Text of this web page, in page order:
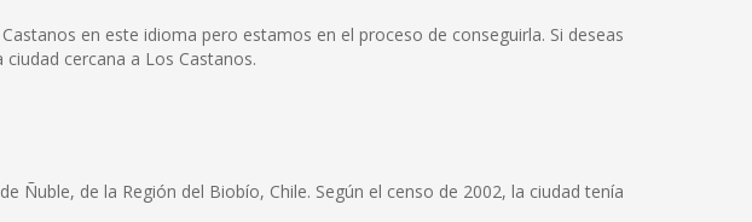
en este idioma pero estamos en el proceso de conseguirla. Si deseas
cercana a Los Castanos.
Ñuble, de la Región del Biobío, Chile. Según el censo de 2002, la ciudad tenía